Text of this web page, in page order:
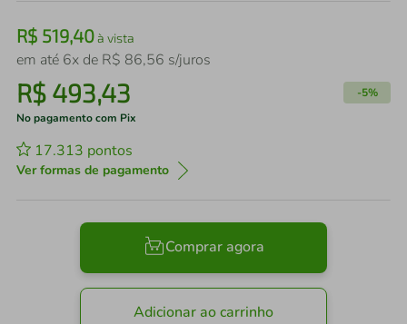
R$ 519,40à vista
em até 6x de R$ 86,56 s/juros
R$ 493,43 -5%
No pagamento com Pix
17.313 pontos
Ver formas de pagamento
Comprar agora
Adicionar ao carrinho